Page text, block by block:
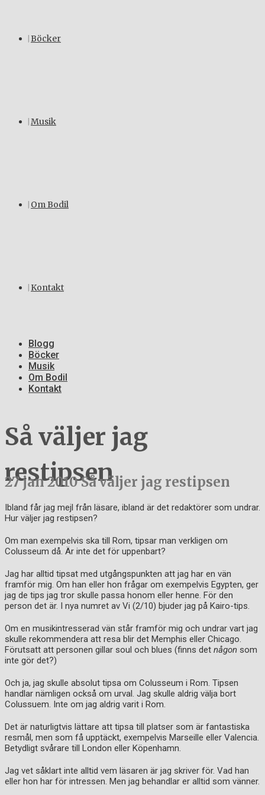
Böcker
Musik
Om Bodil
Kontakt
Blogg
Böcker
Musik
Om Bodil
Kontakt
Så väljer jag
restipsen
27 jan 2010Så väljer jag restipsen
Ibland får jag mejl från läsare, ibland är det redaktörer som undrar.
Hur väljer jag restipsen?
Om man exempelvis ska till Rom, tipsar man verkligen om
Colusseum då. Är inte det för uppenbart?
Jag har alltid tipsat med utgångspunkten att jag har en vän
framför mig. Om han eller hon frågar om exempelvis Egypten, ger
jag de tips jag tror skulle passa honom eller henne. För den
person det är. I nya numret av Vi (2/10) bjuder jag på Kairo-tips.
Om en musikintresserad vän står framför mig och undrar vart jag
skulle rekommendera att resa blir det Memphis eller Chicago.
Förutsatt att personen gillar soul och blues (finns det någon som
inte gör det?)
Och ja, jag skulle absolut tipsa om Colusseum i Rom. Tipsen
handlar nämligen också om urval. Jag skulle aldrig välja bort
Colussuem. Inte om jag aldrig varit i Rom.
Det är naturligtvis lättare att tipsa till platser som är fantastiska
resmål, men som få upptäckt, exempelvis Marseille eller Valencia.
Betydligt svårare till London eller Köpenhamn.
Jag vet såklart inte alltid vem läsaren är jag skriver för. Vad han
eller hon har för intressen. Men jag behandlar er alltid som vänner.